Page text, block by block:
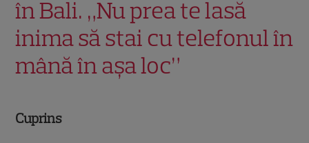
în Bali. „Nu prea te lasă
inima să stai cu telefonul în
mână în așa loc”
Cuprins